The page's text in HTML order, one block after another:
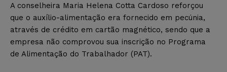
A conselheira Maria Helena Cotta Cardoso reforçou
que o auxílio-alimentação era fornecido em pecúnia,
através de crédito em cartão magnético, sendo que a
empresa não comprovou sua inscrição no Programa
de Alimentação do Trabalhador (PAT).